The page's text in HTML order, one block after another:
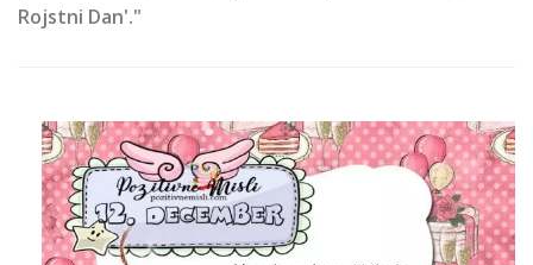
Rojstni Dan'."